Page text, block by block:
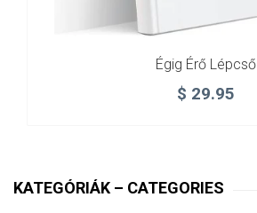
Égig Érő Lépcső
$ 29.95
KATEGÓRIÁK – CATEGORIES